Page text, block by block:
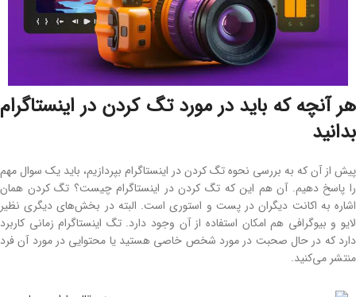
هر آنچه که باید در مورد تگ كردن در اينستاگرام
بدانید
پیش از آن که به بررسی نحوه تگ كردن در اينستاگرام بپردازیم، باید یک سوال مهم
را پاسخ دهیم. آن هم این که تگ كردن در اينستاگرام چیست؟ تگ کردن همان
اشاره به اکانت دیگران در پست و استوری است. البته در بخش‌های دیگری نظیر
لایو و بیوگرافی هم امکان استفاده از آن وجود دارد. تگ اینستاگرام زمانی کاربرد
دارد که در حال صحبت در مورد شخص خاصی هستید یا محتوایی در مورد آن فرد
منتشر می‌کنید.